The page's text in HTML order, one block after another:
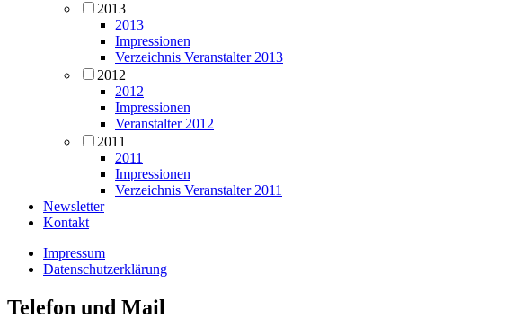
2013
2013
Impressionen
Verzeichnis Veranstalter 2013
2012
2012
Impressionen
Veranstalter 2012
2011
2011
Impressionen
Verzeichnis Veranstalter 2011
Newsletter
Kontakt
Impressum
Datenschutzerklärung
Telefon und Mail